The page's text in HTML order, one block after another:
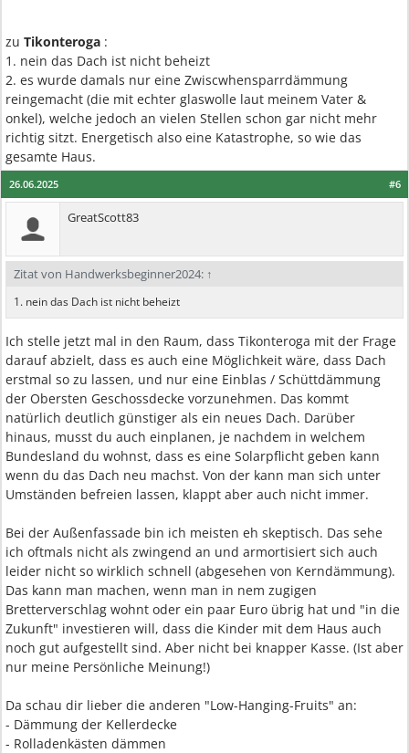
zu Tikonteroga :
1. nein das Dach ist nicht beheizt
2. es wurde damals nur eine Zwiscwhensparrdämmung
reingemacht (die mit echter glaswolle laut meinem Vater &
onkel), welche jedoch an vielen Stellen schon gar nicht mehr
richtig sitzt. Energetisch also eine Katastrophe, so wie das
gesamte Haus.
#6
26.06.2025
GreatScott83
Zitat von Handwerksbeginner2024: ↑
1. nein das Dach ist nicht beheizt
Ich stelle jetzt mal in den Raum, dass Tikonteroga mit der Frage
darauf abzielt, dass es auch eine Möglichkeit wäre, dass Dach
erstmal so zu lassen, und nur eine Einblas / Schüttdämmung
der Obersten Geschossdecke vorzunehmen. Das kommt
natürlich deutlich günstiger als ein neues Dach. Darüber
hinaus, musst du auch einplanen, je nachdem in welchem
Bundesland du wohnst, dass es eine Solarpflicht geben kann
wenn du das Dach neu machst. Von der kann man sich unter
Umständen befreien lassen, klappt aber auch nicht immer.
Bei der Außenfassade bin ich meisten eh skeptisch. Das sehe
ich oftmals nicht als zwingend an und armortisiert sich auch
leider nicht so wirklich schnell (abgesehen von Kerndämmung).
Das kann man machen, wenn man in nem zugigen
Bretterverschlag wohnt oder ein paar Euro übrig hat und "in die
Zukunft" investieren will, dass die Kinder mit dem Haus auch
noch gut aufgestellt sind. Aber nicht bei knapper Kasse. (Ist aber
nur meine Persönliche Meinung!)
Da schau dir lieber die anderen "Low-Hanging-Fruits" an:
- Dämmung der Kellerdecke
- Rolladenkästen dämmen